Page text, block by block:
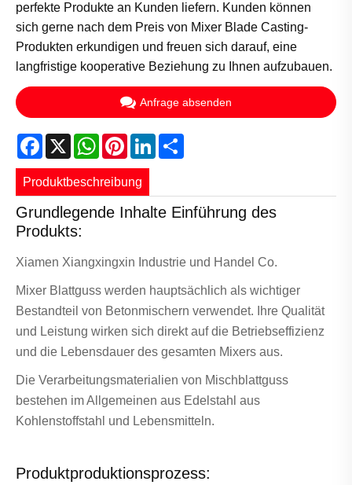
perfekte Produkte an Kunden liefern. Kunden können
sich gerne nach dem Preis von Mixer Blade Casting-
Produkten erkundigen und freuen sich darauf, eine
langfristige kooperative Beziehung zu Ihnen aufzubauen.
Anfrage absenden
Facebook
X WhatsApp
PinterestLinkedIn
Produktbeschreibung
Grundlegende Inhalte Einführung des
Produkts:
Xiamen Xiangxingxin Industrie und Handel Co.
Mixer Blattguss werden hauptsächlich als wichtiger
Bestandteil von Betonmischern verwendet. Ihre Qualität
und Leistung wirken sich direkt auf die Betriebseffizienz
und die Lebensdauer des gesamten Mixers aus.
Die Verarbeitungsmaterialien von Mischblattguss
bestehen im Allgemeinen aus Edelstahl aus
Kohlenstoffstahl und Lebensmitteln.
Produktproduktionsprozess: